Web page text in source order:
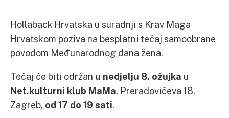
Hollaback Hrvatska u suradnji s Krav Maga
Hrvatskom poziva na besplatni tečaj samoobrane
povodom Međunarodnog dana žena.
Tečaj će biti održan u nedjelju 8. ožujka u
Net.kulturni klub MaMa, Preradovićeva 18,
Zagreb, od 17 do 19 sati.